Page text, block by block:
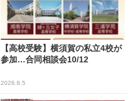
【高校受験】横須賀の私立4校が
参加…合同相談会10/12
2026.8.5